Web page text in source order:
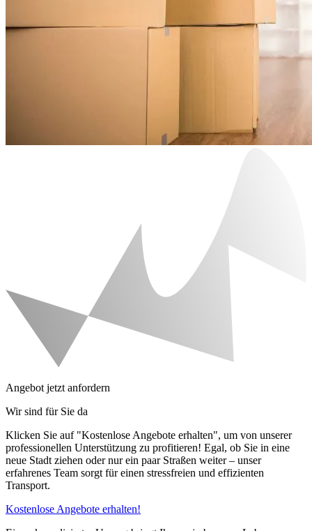
Angebot jetzt anfordern
Wir sind für Sie da
Klicken Sie auf "Kostenlose Angebote erhalten", um von unserer
professionellen Unterstützung zu profitieren! Egal, ob Sie in eine
neue Stadt ziehen oder nur ein paar Straßen weiter – unser
erfahrenes Team sorgt für einen stressfreien und effizienten
Transport.
Kostenlose Angebote erhalten!